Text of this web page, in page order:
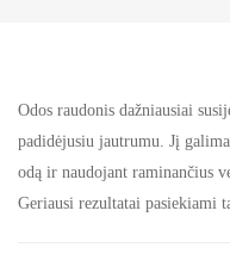
Odos raudonis dažniausiai
padidėjusiu jautrumu. Jį
odą ir naudojant raminančius
Geriausi rezultatai pasiekiami